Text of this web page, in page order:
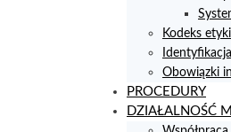
Kodeks etyki
Obowiązki
PROCEDURY
DZIAŁALNOŚĆ